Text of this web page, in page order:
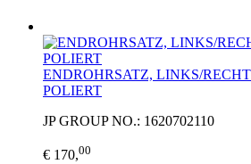
ENDROHRSATZ, LINKS/
POLIERT
JP GROUP NO.: 1620702110
€ 170,00